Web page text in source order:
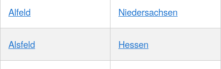
Alfeld Niedersachsen
Alsfeld Hessen